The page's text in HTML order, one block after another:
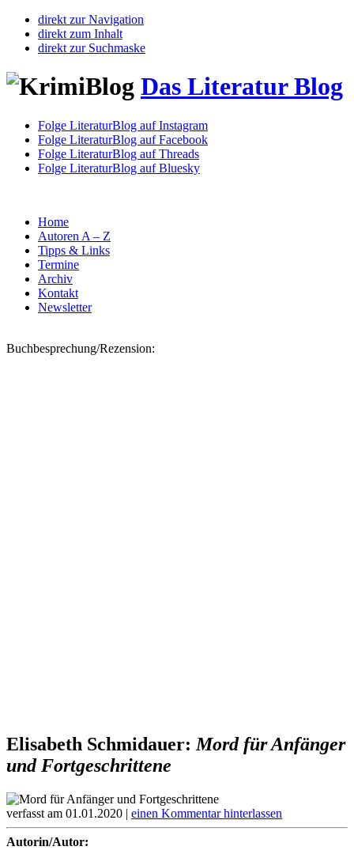
direkt zur Navigation
direkt zum Inhalt
direkt zur Suchmaske
Das Literatur Blog
Folge LiteraturBlog auf Instagram
Folge LiteraturBlog auf Facebook
Folge LiteraturBlog auf Threads
Folge LiteraturBlog auf Bluesky
Home
Autoren A – Z
Tipps & Links
Termine
Archiv
Kontakt
Newsletter
Buchbesprechung/Rezension:
Elisabeth Schmidauer: Mord für Anfänger
und Fortgeschrittene
verfasst am 01.01.2020 | einen Kommentar hinterlassen
Autorin/Autor: